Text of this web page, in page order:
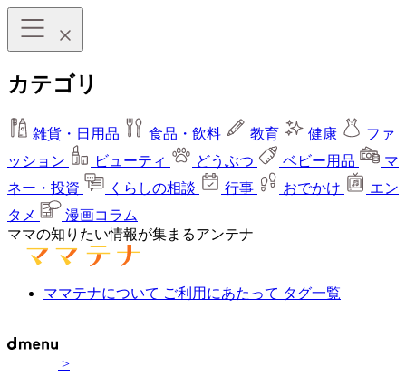
カテゴリ
雑貨・日用品 食品・飲料 教育 健康
ファ
ッション
ビューティ どうぶつ ベビー用品
マ
ネー・投資
くらしの相談 行事 おでかけ
エン
タメ
漫画コラム
ママの知りたい情報が集まるアンテナ
ママテナについて ご利用にあたって タグ一覧
>